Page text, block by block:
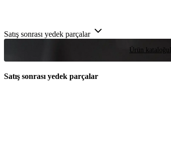
Satış sonrası yedek parçalar
Ürün kataloğu
Satış sonrası yedek parçalar